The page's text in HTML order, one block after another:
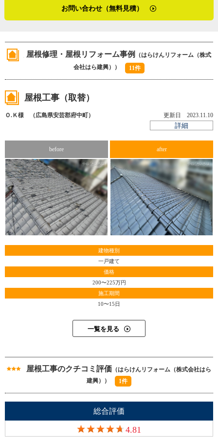
「広島は気候もよいし暮らしやすい土地だと思います。た
ほど読めないし、夏のゲリラ豪雨とかね。外装塗装は温度
と湿度に左右される仕事なので、温度計湿度計を持ち歩い
て、塗料に適した環境で作業できるようにしています」
※１ 吹付塗装・・・塗料を霧状にして壁面に吹き付ける
塗装
※２ カラーベスト・・・セメントを固めて塗装した板状
※３ フッ素塗料・・・フッ素が含まれた合成樹脂が主成
※４ 無機塗料・・・主成分が無機物で構成される塗料。
耐候性が高い。
ロードバイクやサックスを楽しみ、多趣味で快活な原さ
ちに、「塗装だけにどとまらない、はらけんリフォーム」
の体制が出来上がったのでしょう。
（２０２１年５月取材）
（２０２１年１２月加筆修正）
お問い合わせ（無料見積）
屋根修理・屋根リフォーム事例
（はらけんリフォーム（株式
会社はら建興））
11件
屋根工事（取替）
Ｏ.Ｋ様 （広島県安芸郡府中町） 更新日 2023.11.10
詳細
before after
建物種別
一戸建て
価格
200〜225万円
施工期間
10〜15日
一覧を見る
屋根工事のクチコミ評価 （はらけんリフォーム（株式会社はら
建興））
1件
総合評価
4.81